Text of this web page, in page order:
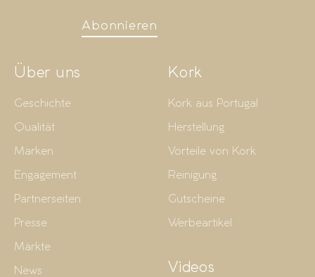
Abonnieren
Über uns
Geschichte
Qualität
Marken
Engagement
Partnerseiten
Presse
Märkte
News
Kork
Kork aus Portugal
Herstellung
Vorteile von Kork
Reinigung
Gutscheine
Werbeartikel
Videos